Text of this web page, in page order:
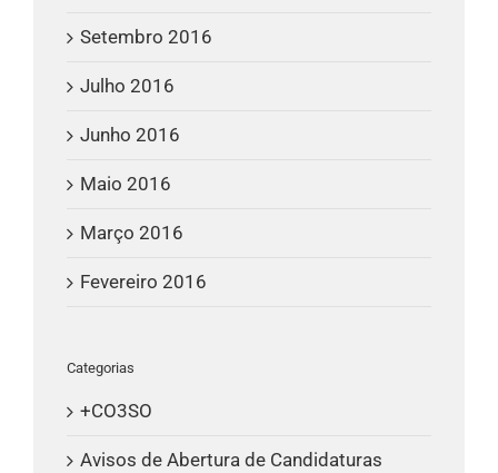
Setembro 2016
Julho 2016
Junho 2016
Maio 2016
Março 2016
Fevereiro 2016
Categorias
+CO3SO
Avisos de Abertura de Candidaturas